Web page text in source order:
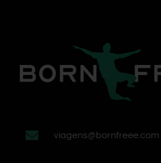
viagens@bornfreee.com